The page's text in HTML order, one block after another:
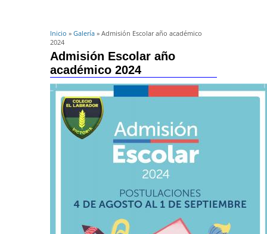
Inicio » Galería » Admisión Escolar año académico
2024
Admisión Escolar año
académico 2024